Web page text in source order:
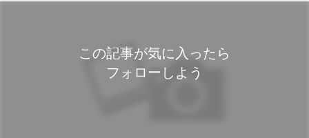
この記事が気に入ったら
フォローしよう